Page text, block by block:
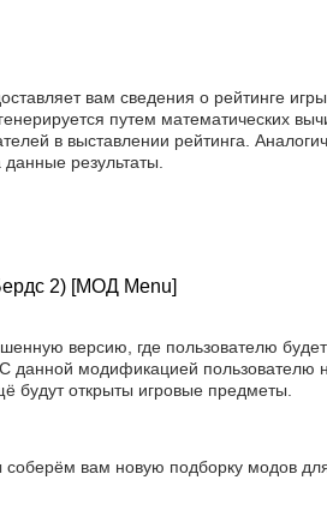
вам сведения о рейтинге
путем математических
в выставлении рейтинга.
результаты.
2) [МОД Menu]
версию, где пользователю
данной модификацией пользователю
будут открыты игровые предметы.
вам новую подборку модов